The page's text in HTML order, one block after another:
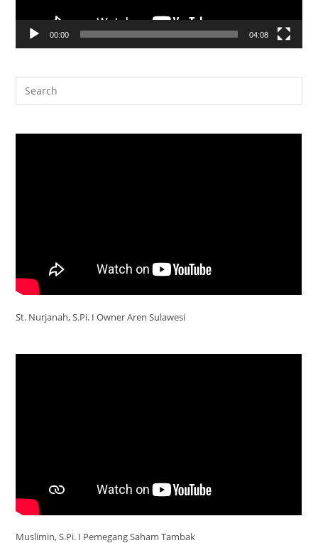
00:00 04:08
St. Nurjanah, S.Pi. I Owner Aren Sulawesi
Muslimin, S.Pi. I Pemegang Saham Tambak